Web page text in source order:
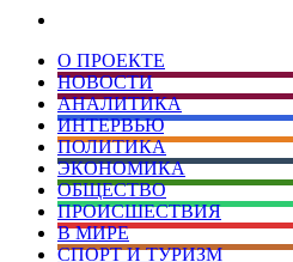
О ПРОЕКТЕ
НОВОСТИ
АНАЛИТИКА
ИНТЕРВЬЮ
ПОЛИТИКА
ЭКОНОМИКА
ОБЩЕСТВО
ПРОИСШЕСТВИЯ
В МИРЕ
СПОРТ И ТУРИЗМ